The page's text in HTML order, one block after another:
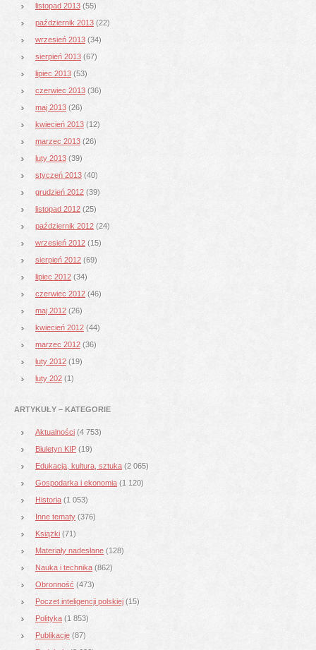
listopad 2013 (55)
październik 2013 (22)
wrzesień 2013 (34)
sierpień 2013 (67)
lipiec 2013 (53)
czerwiec 2013 (36)
maj 2013 (26)
kwiecień 2013 (12)
marzec 2013 (26)
luty 2013 (39)
styczeń 2013 (40)
grudzień 2012 (39)
listopad 2012 (25)
październik 2012 (24)
wrzesień 2012 (15)
sierpień 2012 (69)
lipiec 2012 (34)
czerwiec 2012 (46)
maj 2012 (26)
kwiecień 2012 (44)
marzec 2012 (36)
luty 2012 (19)
luty 202 (1)
ARTYKUŁY – KATEGORIE
Aktualności (4 753)
Biuletyn KIP (19)
Edukacja, kultura, sztuka (2 065)
Gospodarka i ekonomia (1 120)
Historia (1 053)
Inne tematy (376)
Książki (71)
Materiały nadesłane (128)
Nauka i technika (862)
Obronność (473)
Poczet inteligencji polskiej (15)
Polityka (1 853)
Publikacje (87)